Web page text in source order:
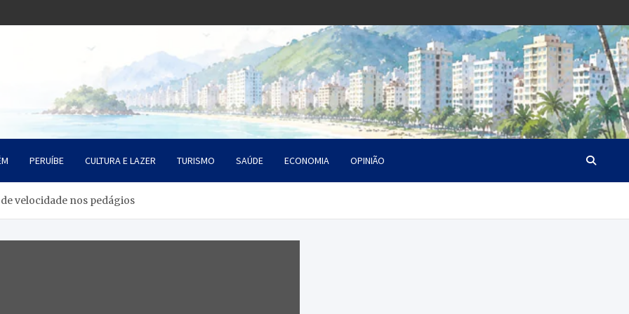
Litoral SP
PERUÍBE CULTURA E LAZER TURISMO SAÚDE ECONOMIA OPINIÃO
velocidade nos pedágios